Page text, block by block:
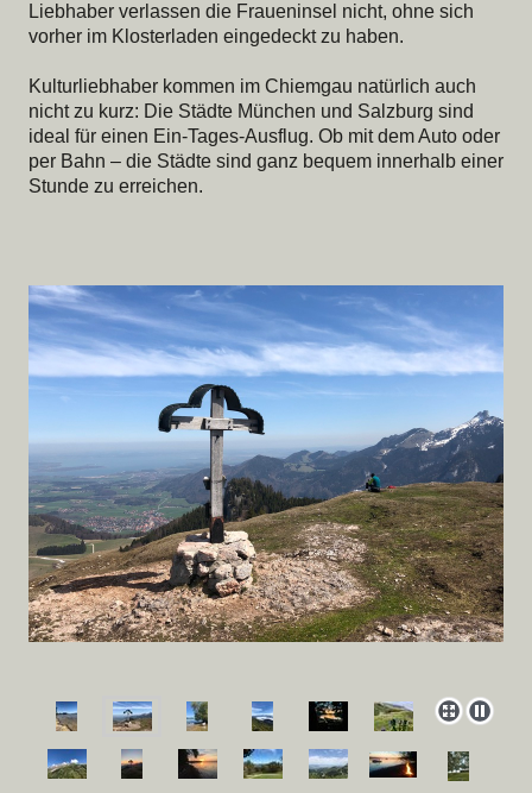
Liebhaber verlassen die Fraueninsel nicht, ohne sich
vorher im Klosterladen eingedeckt zu haben.
Kulturliebhaber kommen im Chiemgau natürlich auch
nicht zu kurz: Die Städte München und Salzburg sind
ideal für einen Ein-Tages-Ausflug. Ob mit dem Auto oder
per Bahn – die Städte sind ganz bequem innerhalb einer
Stunde zu erreichen.